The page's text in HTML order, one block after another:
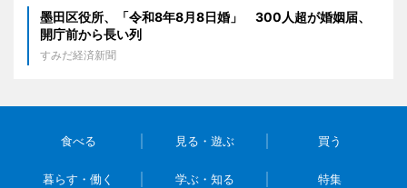
墨田区役所、「令和8年8月8日婚」 300人超が婚姻届、
開庁前から長い列
すみだ経済新聞
食べる 見る・遊ぶ 買う
暮らす・働く 学ぶ・知る 特集